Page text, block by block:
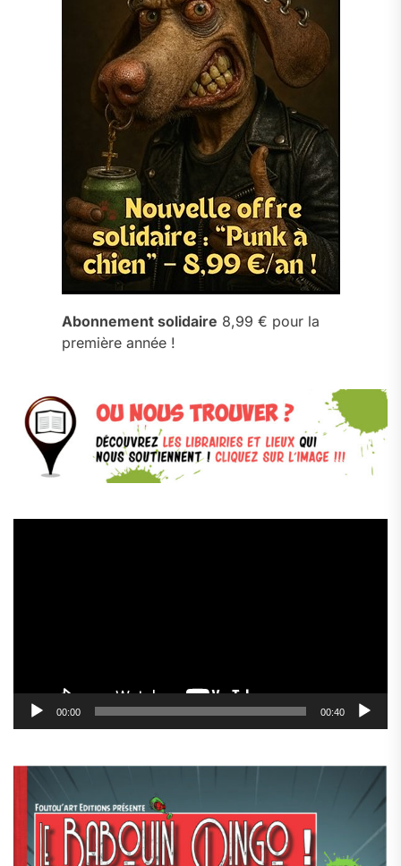
Abonnement solidaire 8,99 € pour la
première année !
00:00 00:40